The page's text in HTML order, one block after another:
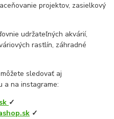
projektov, zasielkový
udržateľných akvárií,
rastlín, záhradné
sledovať aj
a na instagrame:
✓
✓